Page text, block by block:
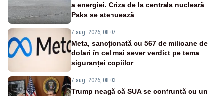
a energiei. Criza de la centrala nucleară
Paks se atenuează
7 aug. 2026, 08:07
Meta, sancționată cu 567 de milioane de
dolari în cel mai sever verdict pe tema
siguranței copiilor
7 aug. 2026, 08:03
Trump neagă că SUA se confruntă cu un